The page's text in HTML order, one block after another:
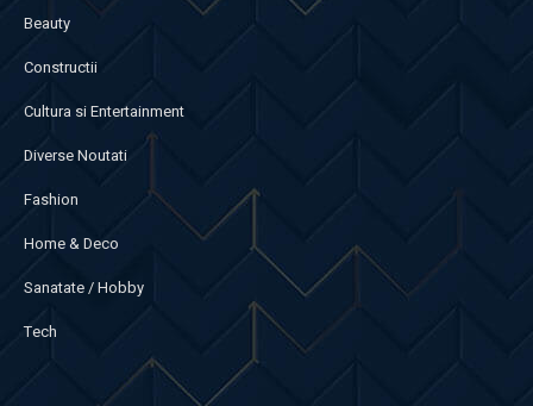
Beauty
Constructii
Cultura si Entertainment
Diverse Noutati
Fashion
Home & Deco
Sanatate / Hobby
Tech